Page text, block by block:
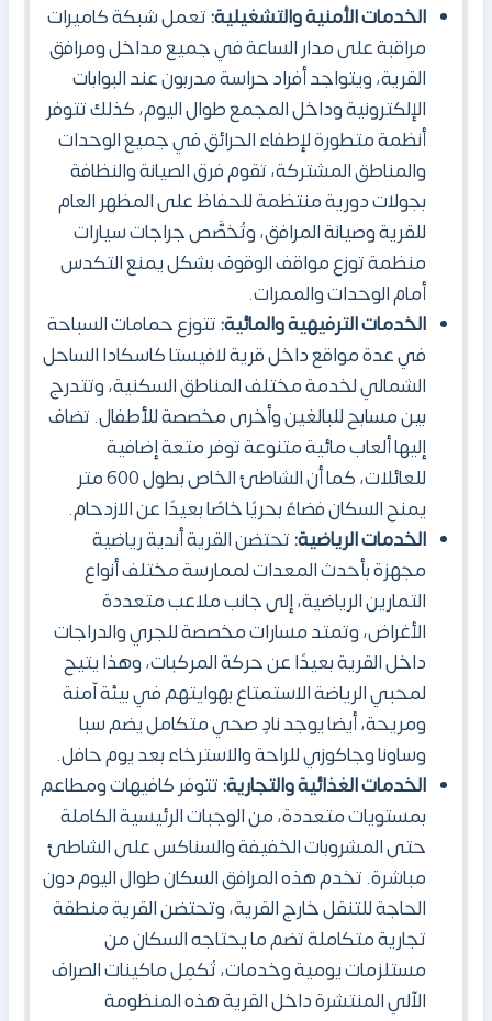
الخدمات الأمنية والتشغيلية:تعمل شبكة كاميرات
مراقبة على مدار الساعة في جميع مداخل ومرافق
القرية، ويتواجد أفراد حراسة مدربون عند البوابات
الإلكترونية وداخل المجمع طوال اليوم، كذلك تتوفر
أنظمة متطورة لإطفاء الحرائق في جميع الوحدات
والمناطق المشتركة، تقوم فرق الصيانة والنظافة
بجولات دورية منتظمة للحفاظ على المظهر العام
للقرية وصيانة المرافق، وتُخصَّص جراجات سيارات
منظمة توزع مواقف الوقوف بشكل يمنع التكدس
أمام الوحدات والممرات.
الخدمات الترفيهية والمائية:تتوزع حمامات السباحة
في عدة مواقع داخل قرية لافيستا كاسكادا الساحل
الشمالي لخدمة مختلف المناطق السكنية، وتتدرج
بين مسابح للبالغين وأخرى مخصصة للأطفال. تضاف
إليها ألعاب مائية متنوعة توفر متعة إضافية
للعائلات، كما أن الشاطئ الخاص بطول 600 متر
يمنح السكان فضاءً بحريًا خاصًا بعيدًا عن الازدحام.
الخدمات الرياضية:تحتضن القرية أندية رياضية
مجهزة بأحدث المعدات لممارسة مختلف أنواع
التمارين الرياضية، إلى جانب ملاعب متعددة
الأغراض، وتمتد مسارات مخصصة للجري والدراجات
داخل القرية بعيدًا عن حركة المركبات، وهذا يتيح
لمحبي الرياضة الاستمتاع بهوايتهم في بيئة آمنة
ومريحة، أيضا يوجد نادٍ صحي متكامل يضم سبا
وساونا وجاكوزي للراحة والاسترخاء بعد يوم حافل.
الخدمات الغذائية والتجارية:تتوفر كافيهات ومطاعم
بمستويات متعددة، من الوجبات الرئيسية الكاملة
حتى المشروبات الخفيفة والسناكس على الشاطئ
مباشرة. تخدم هذه المرافق السكان طوال اليوم دون
الحاجة للتنقل خارج القرية، وتحتضن القرية منطقة
تجارية متكاملة تضم ما يحتاجه السكان من
مستلزمات يومية وخدمات، تُكمِل ماكينات الصراف
الآلي المنتشرة داخل القرية هذه المنظومة